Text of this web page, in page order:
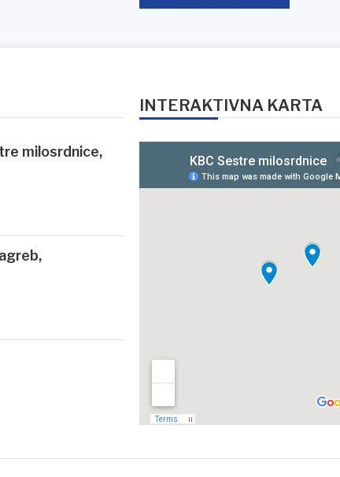
milosrdnice,
INTERAKTIVNA KARTA